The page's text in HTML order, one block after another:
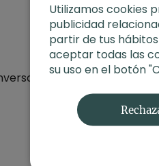
Utilizamos cookies
publicidad
partir de tus
aceptar todas las
su uso en el botón